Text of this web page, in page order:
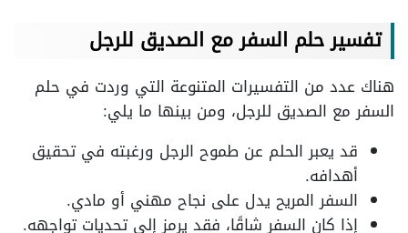
تفسير حلم السفر مع الصديق للرجل
هناك عدد من التفسيرات المتنوعة التي وردت في حلم
السفر مع الصديق للرجل، ومن بينها ما يلي:
قد يعبر الحلم عن طموح الرجل ورغبته في تحقيق
أهدافه.
السفر المريح يدل على نجاح مهني أو مادي.
إذا كان السفر شاقًا، فقد يرمز إلى تحديات تواجهه.